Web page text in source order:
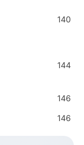
140
144
146
146